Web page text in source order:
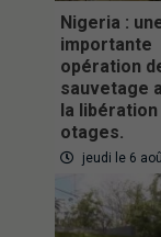
Nigeria :
importante
opération
sauvetage
la libération
otages.
jeudi le 6